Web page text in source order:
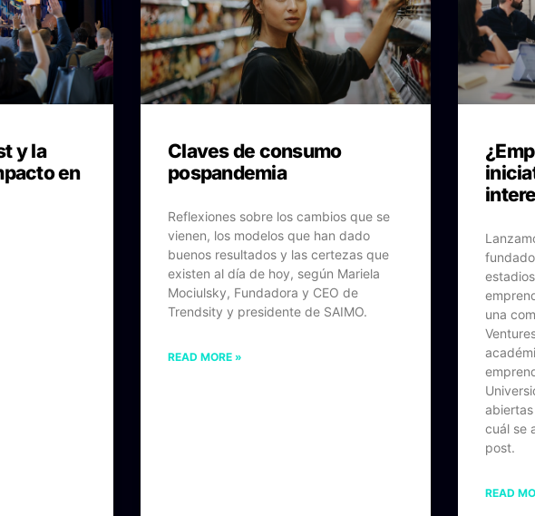
y la
en
Claves de consumo
pospandemia
Reflexiones sobre los cambios que se
vienen, los modelos que han dado
buenos resultados y las certezas que
existen al día de hoy, según Mariela
Mociulsky, Fundadora y CEO de
Trendsity y presidente de SAIMO.
READ MORE »
una
cuál se
post.
READ